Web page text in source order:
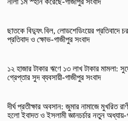
নীলা ১ম স্হান করেছে-গাজীপুর সংবাদ
ছাতকে বিদ্যুৎ বিল, লোডশেডিংয়ের প্রতিবাদে
প্রতিবাদ ও ক্ষোভ-গাজীপুর সংবাদ
১২ হাজার টাকার ঋণে ১৩ লাখ টাকার মামলা:
গ্রেপ্তার সুদ ব্যবসায়ী-গাজীপুর সংবাদ
দীর্ঘ প্রতীক্ষার অবসান: জুমার নামাজে মুখরিত
হলো ইবাদত ও ইসলামী জ্ঞানচর্চার নতুন অধ্যায়-